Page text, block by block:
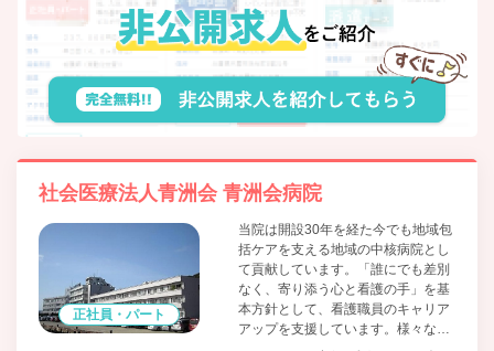
社会医療法人青洲会 青洲会病院
正社員・パート
当院は開設30年を経た今でも地域包
括ケアを支える地域の中核病院とし
て貢献しています。「誰にでも差別
なく、寄り添う心と看護の手」を基
本方針として、看護職員のキャリア
アップを支援しています。様々なラ